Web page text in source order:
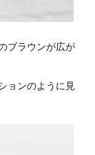
ブラウンが広が
ョンのように見